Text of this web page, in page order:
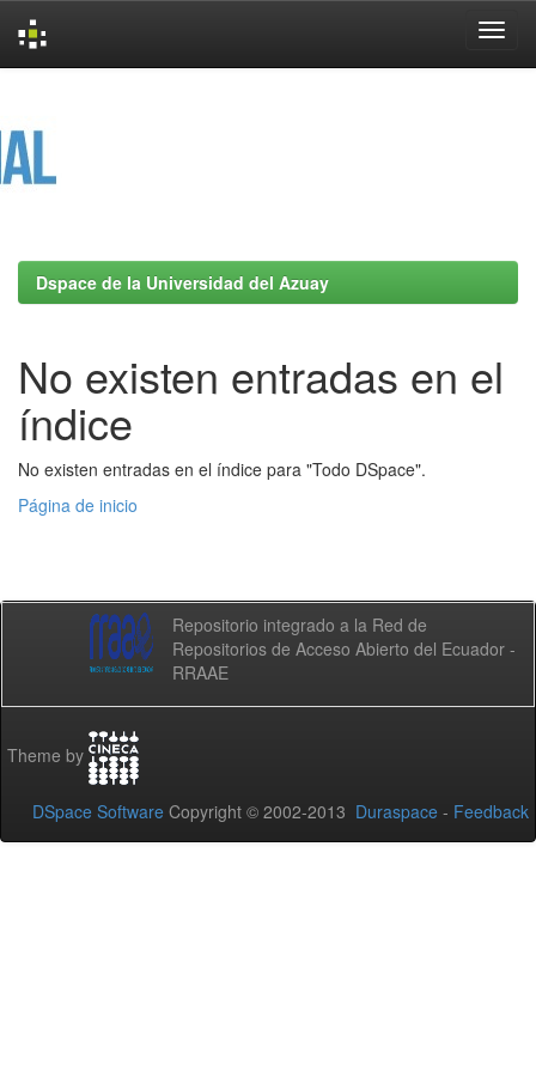
Dspace de la Universidad del Azuay
No existen entradas en el
índice
No existen entradas en el índice para "Todo DSpace".
Página de inicio
Repositorio integrado a la Red de
Repositorios de Acceso Abierto del Ecuador -
RRAAE
Theme by
DSpace Software Copyright © 2002-2013 Duraspace - Feedback